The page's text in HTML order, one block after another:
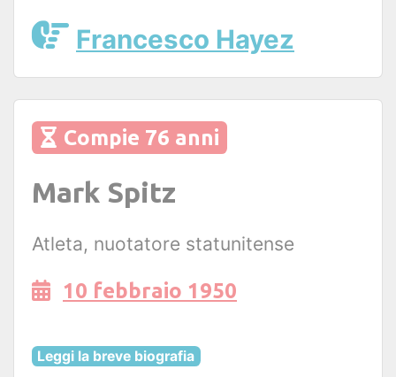
Francesco Hayez
Compie 76 anni
Mark Spitz
Atleta, nuotatore statunitense
10 febbraio 1950
Leggi la breve biografia